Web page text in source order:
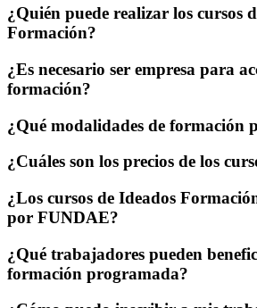
¿Quién puede realizar los cursos
Formación?
¿Es necesario ser empresa para
formación?
¿Qué modalidades de formación
¿Cuáles son los precios de los
¿Los cursos de Ideados
por FUNDAE?
¿Qué trabajadores pueden
formación programada?